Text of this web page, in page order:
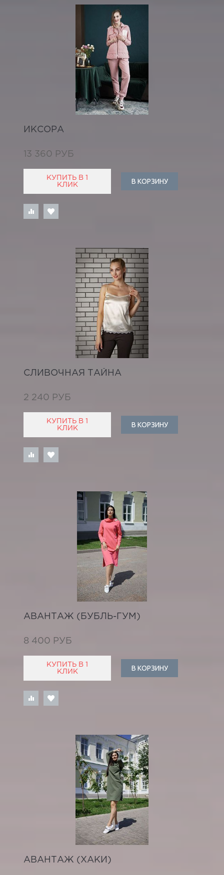
ИКСОРА
13 360 РУБ
КУПИТЬ В 1
КЛИК
В КОРЗИНУ
СЛИВОЧНАЯ ТАЙНА
2 240 РУБ
КУПИТЬ В 1
КЛИК
В КОРЗИНУ
АВАНТАЖ (БУБЛЬ-ГУМ)
8 400 РУБ
КУПИТЬ В 1
КЛИК
В КОРЗИНУ
АВАНТАЖ (ХАКИ)